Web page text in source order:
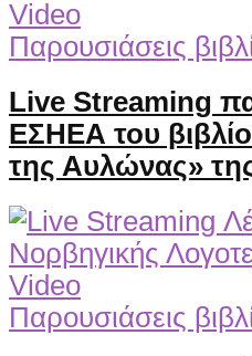
Video
Παρουσιάσεις
Live Streaming
ΕΣΗΕΑ του
της Αυλώνας»
Video
Παρουσιάσεις